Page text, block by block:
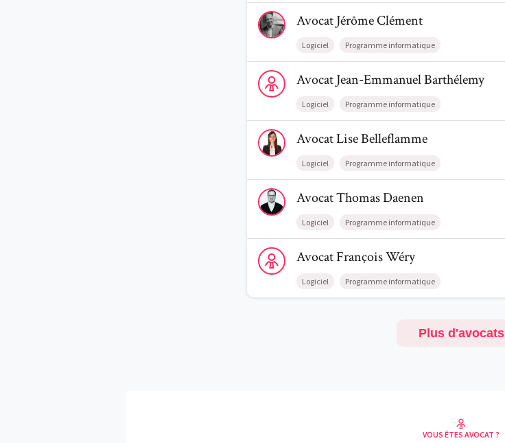
Voir le profil de AvocatJérôme Clément
AvocatJérômeClément
Logiciel Programme informatique
Voir le profil de AvocatJean-Emmanuel Barthélemy
AvocatJean-EmmanuelBarthélemy
Logiciel Programme informatique
Voir le profil de AvocatLise Belleflamme
AvocatLiseBelleflamme
Logiciel Programme informatique
Voir le profil de AvocatThomas Daenen
AvocatThomasDaenen
Logiciel Programme informatique
Voir le profil de AvocatFrançois Wéry
AvocatFrançoisWéry
Logiciel Programme informatique
Plus d'avocats
VOUS ÊTES AVOCAT ?